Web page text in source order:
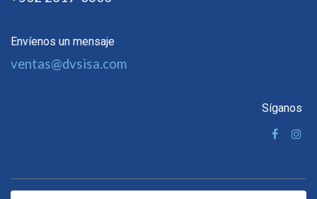
Envíenos un mensaje
ventas@dvsisa.com
Síganos